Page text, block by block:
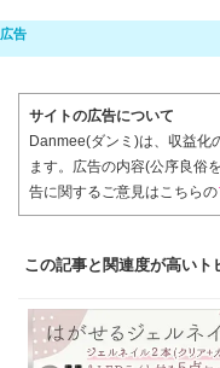
サイトの広告について
Danmee(ダンミ)は、収益化
ます。広告の内容(公序良俗
告に関するご意見はこちらの
この記事と関連度が高いト